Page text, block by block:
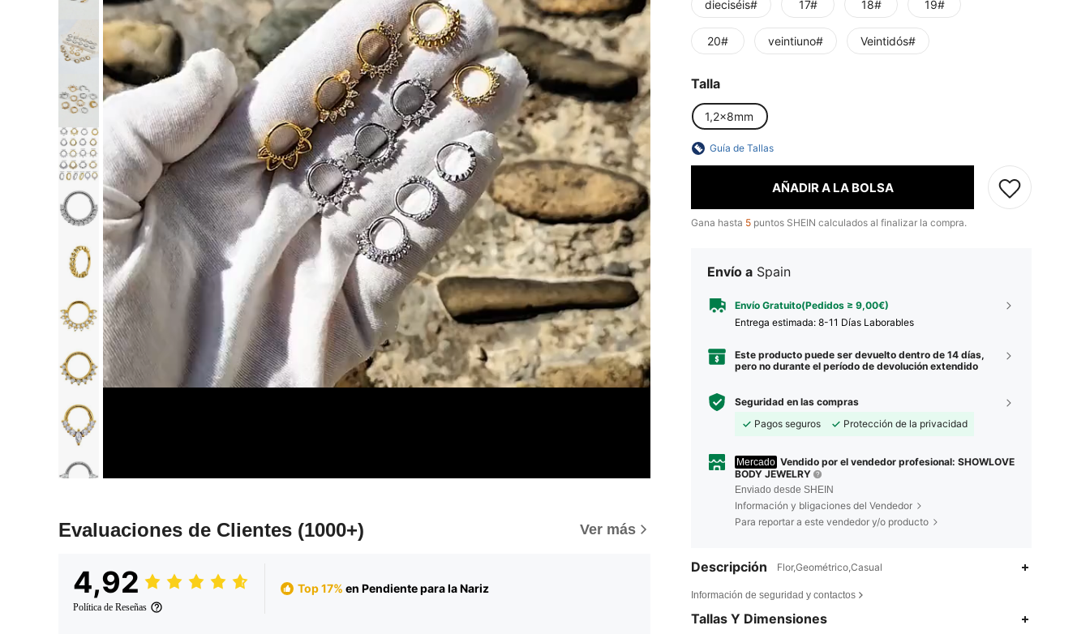
Evaluaciones de Clientes (1000+) Ver más
4,92
Política de Reseñas
Top 17% en Pendiente para la Nariz
dieciséis# 17# 18# 19#
20# veintiuno# Veintidós#
Talla
1,2x8mm
Guía de Tallas
AÑADIR A LA BOLSA
Gana hasta 5 puntos SHEIN calculados al finalizar la compra.
Envío a Spain
Envío Gratuito(Pedidos ≥ 9,00€)
Entrega estimada: 8-11 Días Laborables
Este producto puede ser devuelto dentro de 14 días,
pero no durante el período de devolución extendido
Seguridad en las compras
Pagos seguros
Protección de la privacidad
Mercado Vendido por el vendedor profesional: SHOWLOVE
BODY JEWELRY
Enviado desde SHEIN
Información y bligaciones del Vendedor
Para reportar a este vendedor y/o producto
Descripción Flor,Geométrico,Casual
Información de seguridad y contactos
Tallas Y Dimensiones
4,86